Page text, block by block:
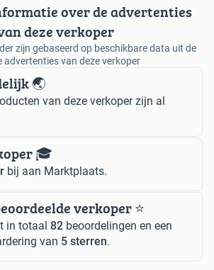
over de advertenties
deze verkoper
zijn gebaseerd op beschikbare data uit de
advertenties van deze verkoper
🌏
van deze verkoper zijn al
🎓
bij aan Marktplaats.
verkoper ⭐️
in totaal 82 beoordelingen en een
van 5 sterren.